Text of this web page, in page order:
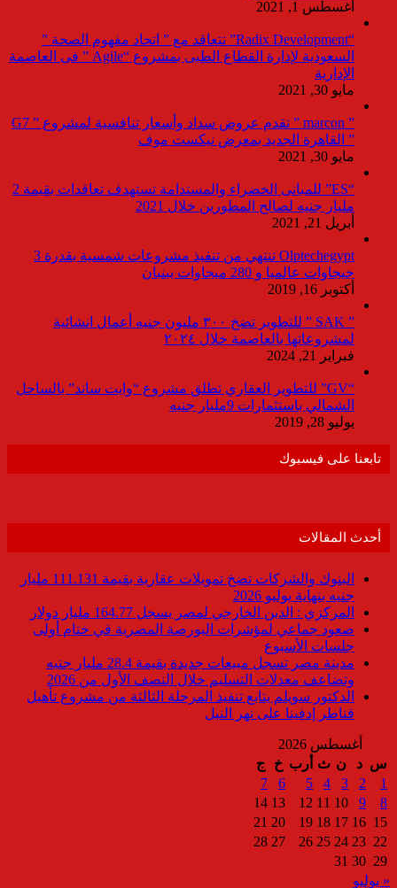
أغسطس 1, 2021
“Radix Development” تتعاقد مع ” اتحاد مفهوم الصحة ”
السعودية لإدارة القطاع الطبى بمشروع “Agile ” فى العاصمة
الإدارية
مايو 30, 2021
” marcon ” تقدم عروض سداد وأسعار تنافسية لمشروع ” G7
” القاهرة الجديد بمعرض نيكست موف
مايو 30, 2021
“ES” للمبانى الخضراء والمستدامة تستهدف تعاقدات بقيمة 2
مليار جنيه لصالح المطورين خلال 2021
أبريل 21, 2021
Olptechegypt تنتهي من تنفيذ مشروعات شمسية بقدرة 3
جيجاوات عالميا و 280 ميجاوات ببنبان
أكتوبر 16, 2019
” SAK ” للتطوير تضخ ٣٠٠ مليون جنيه أعمال انشائية
لمشروعاتها بالعاصمة خلال ٢٠٢٤
فبراير 21, 2024
“GV” للتطوير العقاري تطلق مشروع “وايت ساند” بالساحل
الشمالي باستثمارات 9مليار جنيه
يوليو 28, 2019
تابعنا على فيسبوك
أحدث المقالات
البنوك والشركات تضخ تمويلات عقارية بقيمة 111.131 مليار
جنيه بنهاية يوليو 2026
المركزي : الدين الخارجي لمصر يسجل 164.77 مليار دولار
صعود جماعي لمؤشرات البورصة المصرية في ختام أولى
جلسات الأسبوع
مدينة مصر تسجل مبيعات جديدة بقيمة 28.4 مليار جنيه
وتضاعف معدلات التسليم خلال النصف الأول من 2026
الدكتور سويلم يتابع تنفيذ المرحلة الثالثة من مشروع تأهيل
قناطر إدفينا على نهر النيل
أغسطس 2026
س د ن ث أرب خ
ج
1
2
3
4
5
6
7
8
9
10
11
12
13
14
15
16
17
18
19
20
21
22
23
24
25
26
27
28
29
30
31
« يوليو